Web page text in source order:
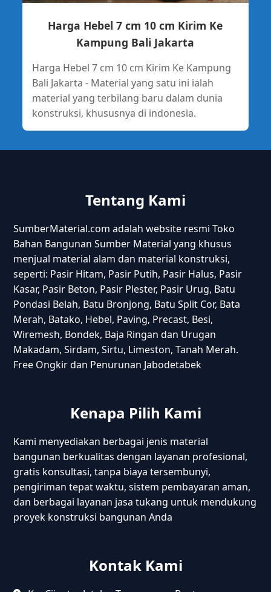
Harga Hebel 7 cm 10 cm Kirim Ke
Kampung Bali Jakarta
Harga Hebel 7 cm 10 cm Kirim Ke Kampung
Bali Jakarta - Material yang satu ini ialah
material yang terbilang baru dalam dunia
konstruksi, khususnya di indonesia.
Tentang Kami
SumberMaterial.com adalah website resmi Toko
Bahan Bangunan Sumber Material yang khusus
menjual material alam dan material konstruksi,
seperti: Pasir Hitam, Pasir Putih, Pasir Halus, Pasir
Kasar, Pasir Beton, Pasir Plester, Pasir Urug, Batu
Pondasi Belah, Batu Bronjong, Batu Split Cor, Bata
Merah, Batako, Hebel, Paving, Precast, Besi,
Wiremesh, Bondek, Baja Ringan dan Urugan
Makadam, Sirdam, Sirtu, Limeston, Tanah Merah.
Free Ongkir dan Penurunan Jabodetabek
Kenapa Pilih Kami
Kami menyediakan berbagai jenis material
bangunan berkualitas dengan layanan profesional,
gratis konsultasi, tanpa biaya tersembunyi,
pengiriman tepat waktu, sistem pembayaran aman,
dan berbagai layanan jasa tukang untuk mendukung
proyek konstruksi bangunan Anda
Kontak Kami